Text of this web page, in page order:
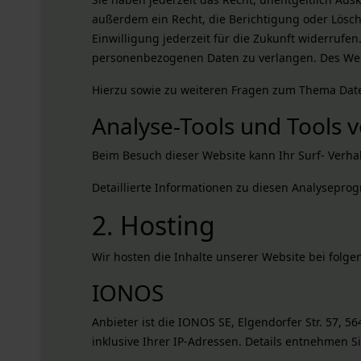
außerdem ein Recht, die Berichtigung oder
Einwilligung jederzeit für die Zukunft
personenbezogenen Daten zu verlangen. Des
Hierzu sowie zu weiteren Fragen zum Thema
Analyse-Tools und Tools
Beim Besuch dieser Website kann Ihr Surf-
Detaillierte Informationen zu diesen
2. Hosting
Wir hosten die Inhalte unserer Website bei
IONOS
Anbieter ist die IONOS SE, Elgendorfer Str. 57,
inklusive Ihrer IP-Adressen. Details entnehmen